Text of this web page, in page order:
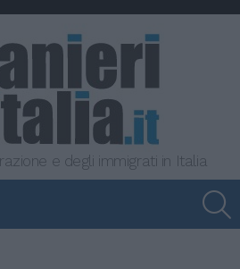
e degli immigrati in Italia